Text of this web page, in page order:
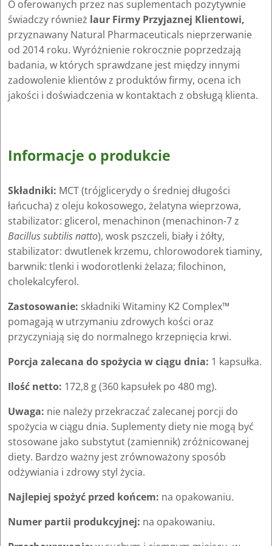
O oferowanych przez nas suplementach pozytywnie
świadczy również laur Firmy Przyjaznej Klientowi,
przyznawany Natural Pharmaceuticals nieprzerwanie
od 2014 roku. Wyróżnienie rokrocznie poprzedzają
badania, w których sprawdzane jest między innymi
zadowolenie klientów z produktów firmy, ocena ich
jakości i doświadczenia w kontaktach z obsługą klienta.
Informacje o produkcie
Składniki: MCT (trójglicerydy o średniej długości
łańcucha) z oleju kokosowego, żelatyna wieprzowa,
stabilizator: glicerol, menachinon (menachinon-7 z
Bacillus subtilis natto), wosk pszczeli, biały i żółty,
stabilizator: dwutlenek krzemu, chlorowodorek tiaminy,
barwnik: tlenki i wodorotlenki żelaza; filochinon,
cholekalcyferol.
Zastosowanie: składniki Witaminy K2 Complex™
pomagają w utrzymaniu zdrowych kości oraz
przyczyniają się do normalnego krzepnięcia krwi.
Porcja zalecana do spożycia w ciągu dnia: 1 kapsułka.
Ilość netto: 172,8 g (360 kapsułek po 480 mg).
Uwaga: nie należy przekraczać zalecanej porcji do
spożycia w ciągu dnia. Suplementy diety nie mogą być
stosowane jako substytut (zamiennik) zróżnicowanej
diety. Bardzo ważny jest zrównoważony sposób
odżywiania i zdrowy styl życia.
Najlepiej spożyć przed końcem: na opakowaniu.
Numer partii produkcyjnej: na opakowaniu.